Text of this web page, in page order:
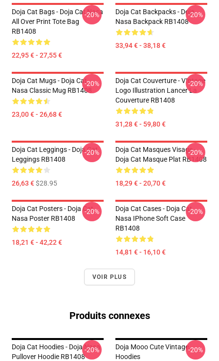
Doja Cat Bags - Doja Cat Nasa
All Over Print Tote Bag
RB1408
22,95 € - 27,55 €
-20%
Doja Cat Backpacks - Doja
Nasa Backpack RB1408
33,94 € - 38,18 €
-20%
Doja Cat Mugs - Doja Cat
Nasa Classic Mug RB1408
23,00 € - 26,68 €
-20%
Doja Cat Couverture - VIntage
Logo Illustration Lancer La
Couverture RB1408
31,28 € - 59,80 €
-20%
Doja Cat Leggings - Doja Cat
Leggings RB1408
26,63 €$28.95
-20%
Doja Cat Masques Visage -
Doja Cat Masque Plat RB1408
18,29 € - 20,70 €
-20%
Doja Cat Posters - Doja Cat
Nasa Poster RB1408
18,21 € - 42,22 €
-20%
Doja Cat Cases - Doja Cat
Nasa IPhone Soft Case
RB1408
14,81 € - 16,10 €
-20%
VOIR PLUS
Produits connexes
Doja Cat Hoodies - Doja Nasa
Pullover Hoodie RB1408
-20%
Doja Mooo Cute Vintage
Hoodies
-20%